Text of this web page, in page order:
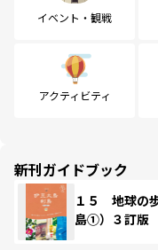
イベント・観戦
アクティビティ
新刊ガイドブック
１５ 地球の
島①）３訂版